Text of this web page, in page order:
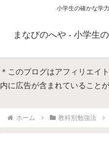
小学生の確かな学
まなびのへや - 小学生
＊このブログはアフィリエイ
内に広告が含まれていること
ホーム 教科別勉強法